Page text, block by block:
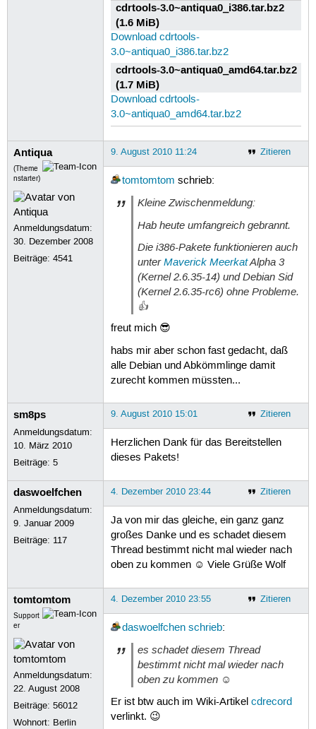
cdrtools-3.0~antiqua0_i386.tar.bz2
(1.6 MiB)
Download cdrtools-
3.0~antiqua0_i386.tar.bz2
cdrtools-3.0~antiqua0_amd64.tar.bz2
(1.7 MiB)
Download cdrtools-
3.0~antiqua0_amd64.tar.bz2
Antiqua
(Theme
nstarter)
Anmeldungsdatum:
30. Dezember 2008
Beiträge:4541
Zitieren
9. August 2010 11:24
tomtomtom schrieb:
Kleine Zwischenmeldung:
Hab heute umfangreich gebrannt.
Die i386-Pakete funktionieren auch
unterMaverick MeerkatAlpha 3
(Kernel 2.6.35-14) und Debian Sid
(Kernel 2.6.35-rc6) ohne Probleme.
👍
freut mich 😎
habs mir aber schon fast gedacht, daß
alle Debian und Abkömmlinge damit
zurecht kommen müssten...
sm8ps
Anmeldungsdatum:
10. März 2010
Beiträge:5
Zitieren
9. August 2010 15:01
Herzlichen Dank für das Bereitstellen
dieses Pakets!
daswoelfchen
Anmeldungsdatum:
9. Januar 2009
Beiträge: 117
Zitieren
4. Dezember 2010 23:44
Ja von mir das gleiche, ein ganz ganz
großes Danke und es schadet diesem
Thread bestimmt nicht mal wieder nach
oben zu kommen ☺ Viele Grüße Wolf
tomtomtom
Support
er
Anmeldungsdatum:
22. August 2008
Beiträge:56012
Wohnort: Berlin
Zitieren
4. Dezember 2010 23:55
daswoelfchen schrieb:
es schadet diesem Thread
bestimmt nicht mal wieder nach
oben zu kommen ☺
Er ist btw auch im Wiki-Artikel cdrecord
verlinkt. 😉